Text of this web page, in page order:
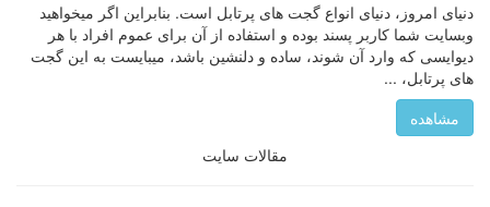
دنیای امروز، دنیای انواع گجت های پرتابل است. بنابراین اگر میخواهید
وبسایت شما کاربر پسند بوده و استفاده از آن برای عموم افراد با هر
دیوایسی که وارد آن شوند، ساده و دلنشین باشد، میبایست به این گجت
های پرتابل، ...
مشاهده
مقالات سایت